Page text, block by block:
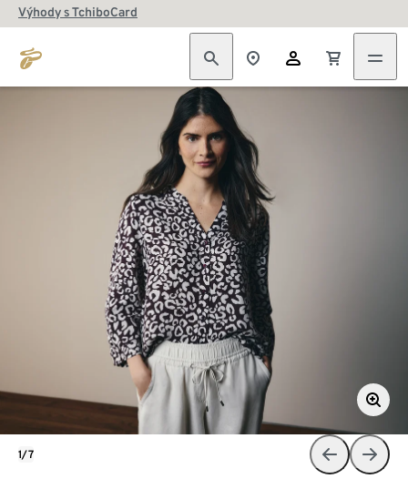
Výhody s TchiboCard
1/7